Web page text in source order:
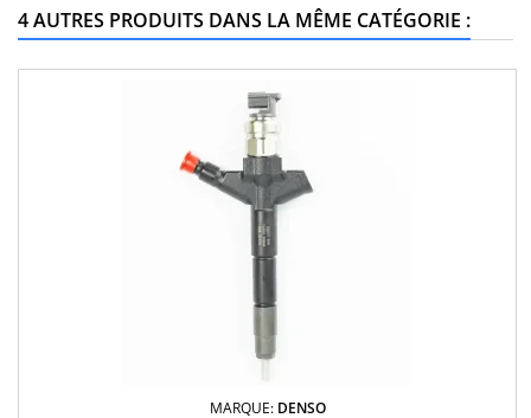
4 AUTRES PRODUITS DANS LA MÊME CATÉGORIE :
MARQUE: DENSO